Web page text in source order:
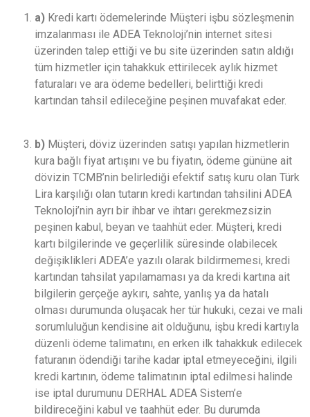
a) Kredi kartı ödemelerinde Müşteri işbu sözleşmenin
imzalanması ile ADEA Teknoloji’nin internet sitesi
üzerinden talep ettiği ve bu site üzerinden satın aldığı
tüm hizmetler için tahakkuk ettirilecek aylık hizmet
faturaları ve ara ödeme bedelleri, belirttiği kredi
kartından tahsil edileceğine peşinen muvafakat eder.
b) Müşteri, döviz üzerinden satışı yapılan hizmetlerin
kura bağlı fiyat artışını ve bu fiyatın, ödeme gününe ait
dövizin TCMB’nin belirlediği efektif satış kuru olan Türk
Lira karşılığı olan tutarın kredi kartından tahsilini ADEA
Teknoloji’nin ayrı bir ihbar ve ihtarı gerekmezsizin
peşinen kabul, beyan ve taahhüt eder. Müşteri, kredi
kartı bilgilerinde ve geçerlilik süresinde olabilecek
değişiklikleri ADEA’e yazılı olarak bildirmemesi, kredi
kartından tahsilat yapılamaması ya da kredi kartına ait
bilgilerin gerçeğe aykırı, sahte, yanlış ya da hatalı
olması durumunda oluşacak her tür hukuki, cezai ve mali
sorumluluğun kendisine ait olduğunu, işbu kredi kartıyla
düzenli ödeme talimatını, en erken ilk tahakkuk edilecek
faturanın ödendiği tarihe kadar iptal etmeyeceğini, ilgili
kredi kartının, ödeme talimatının iptal edilmesi halinde
ise iptal durumunu DERHAL ADEA Sistem’e
bildireceğini kabul ve taahhüt eder. Bu durumda